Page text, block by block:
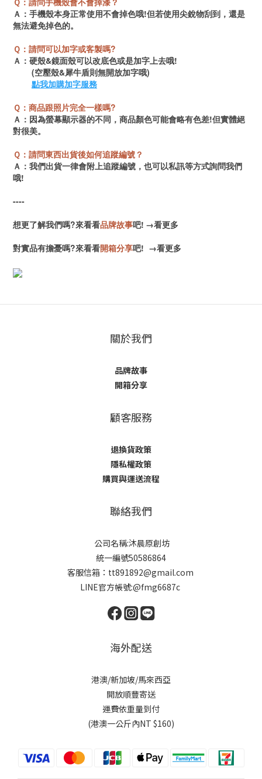
Ａ：手機殼本身正常使用不會掉色哦!但若使用尖銳物刮到，還是
無法避免掉色的。
Ｑ：請問可以加字或客製嗎?
Ａ：硬殼&鏡面殼可以改底色或是加字上去哦!
(空壓殼&犀牛盾則無開放加字哦)
點我加購加字服務
Ｑ：商品跟照片完全一樣嗎?
Ａ：因為螢幕顯示器的不同，商品顏色可能會略有色差!但實體絕
對很美。
Ｑ：請問東西出貨後如何追蹤編號？
Ａ：我們出貨一律會附上追蹤編號，也可以私訊等方式詢問我們
哦!
----
想更了解我們嗎?來看看品牌故事吧! →看更多
對實品有擔憂嗎?來看看開箱分享吧! →看更多
關於我們
品牌故事
開箱分享
顧客服務
退換貨政策
隱私權政策
購買與運送流程
聯絡我們
公司名稱:沐晨原創坊
統一編號50586864
客服信箱：tt891892@gmail.com
LINE官方帳號:@fmg6687c
海外配送
港澳/新加坡/馬來西亞
開放順豐寄送
運費依重量到付
(港澳一公斤內NT $160)